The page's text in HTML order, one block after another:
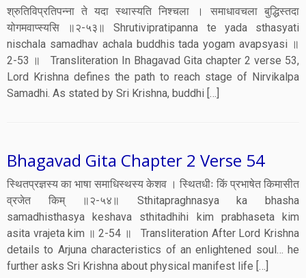
श्रुतिविप्रतिपन्ना ते यदा स्थास्यति निश्चला । समाधावचला बुद्धिस्तदा
योगमवाप्स्यसि ॥२-५३॥ Shrutivipratipanna te yada sthasyati
nischala samadhav achala buddhis tada yogam avapsyasi ॥
2-53 ॥ Transliteration In Bhagavad Gita chapter 2 verse 53,
Lord Krishna defines the path to reach stage of Nirvikalpa
Samadhi. As stated by Sri Krishna, buddhi […]
Bhagavad Gita Chapter 2 Verse 54
स्थितप्रज्ञस्य का भाषा समाधिस्थस्य केशव । स्थितधीः किं प्रभाषेत किमासीत
व्रजेत किम् ॥२-५४॥ Sthitapraghnasya ka bhasha
samadhisthasya keshava sthitadhihi kim prabhaseta kim
asita vrajeta kim ॥ 2-54 ॥ Transliteration After Lord Krishna
details to Arjuna characteristics of an enlightened soul… he
further asks Sri Krishna about physical manifest life […]